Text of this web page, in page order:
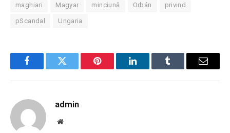
maghiari Magyar minciună Orbán privind
pScandal Ungaria
FacebookTwitter Pinterest LinkedInTumblr Email
admin
Website